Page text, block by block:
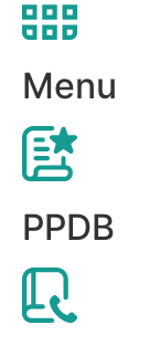
Menu
PPDB